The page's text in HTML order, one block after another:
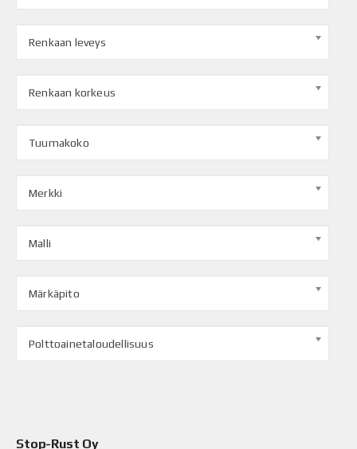
Renkaan leveys
Renkaan korkeus
Tuumakoko
Merkki
Malli
Märkäpito
Polttoainetaloudellisuus
Stop-Rust Oy